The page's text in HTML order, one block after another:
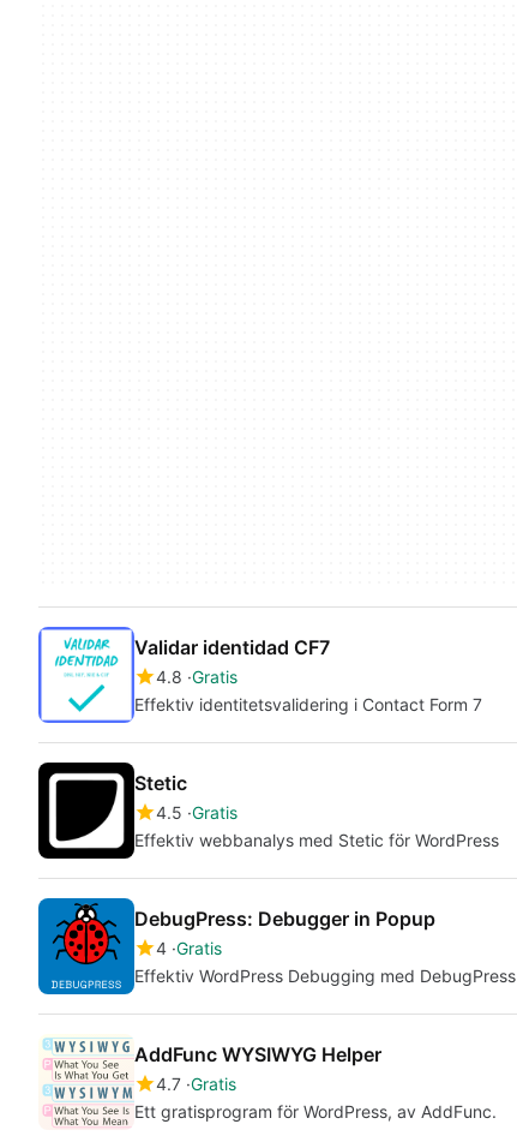
Validar identidad CF7
4.8 Gratis
Effektiv identitetsvalidering i Contact Form 7
Stetic
4.5 Gratis
Effektiv webbanalys med Stetic för WordPress
DebugPress: Debugger in Popup
4 Gratis
Effektiv WordPress Debugging med DebugPress
AddFunc WYSIWYG Helper
4.7 Gratis
Ett gratisprogram för WordPress, av AddFunc.